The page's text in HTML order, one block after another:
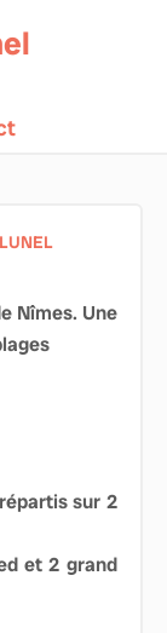
Nîmes. Une
sur 2
et 2 grand